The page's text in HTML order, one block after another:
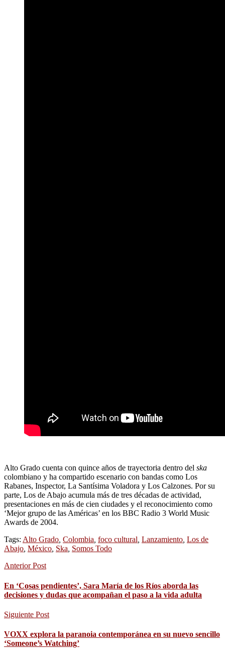
Alto Grado cuenta con quince años de trayectoria dentro del ska
colombiano y ha compartido escenario con bandas como Los
Rabanes, Inspector, La Santísima Voladora y Los Calzones. Por su
parte, Los de Abajo acumula más de tres décadas de actividad,
presentaciones en más de cien ciudades y el reconocimiento como
‘Mejor grupo de las Américas’ en los BBC Radio 3 World Music
Awards de 2004.
Tags: Alto Grado, Colombia, foco cultural, Lanzamiento, Los de
Abajo, México, Ska, Somos Todo
Anterior Post
En ‘Cosas pendientes’, Sara María de los Ríos aborda las
decisiones y dudas que acompañan el paso a la vida adulta
Siguiente Post
VOXX explora la paranoia contemporánea en su nuevo sencillo
‘Someone’s Watching’